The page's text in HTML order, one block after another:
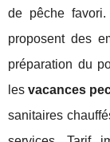
de pêche
proposent des
préparation du
lesvacances
sanitaires